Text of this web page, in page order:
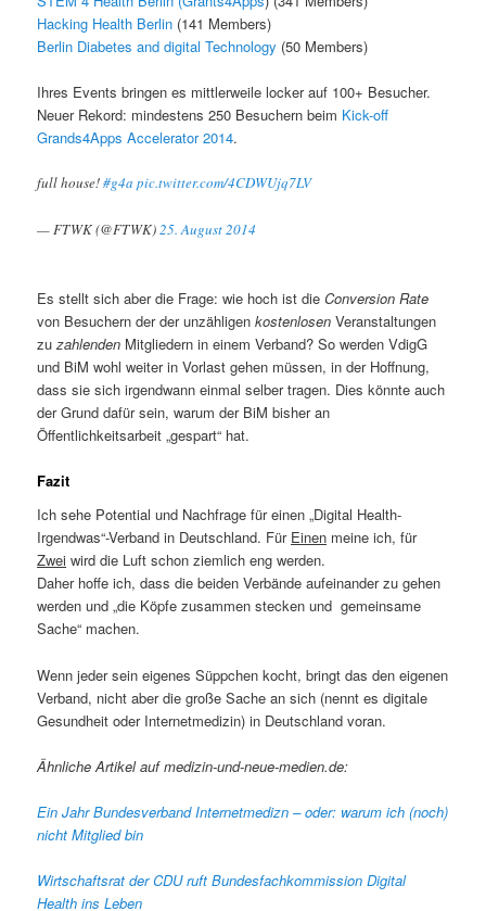
Hacking Health Berlin (141 Members)
Berlin Diabetes and digital Technology (50 Members)
Ihres Events bringen es mittlerweile locker auf 100+ Besucher.
Neuer Rekord: mindestens 250 Besuchern beim Kick-off
Grands4Apps Accelerator 2014.
full house!#g4a pic.twitter.com/4CDWUjq7LV
— FTWK (@FTWK)25. August 2014
Es stellt sich aber die Frage: wie hoch ist die Conversion Rate
von Besuchern der der unzähligenkostenlosen Veranstaltungen
zuzahlenden Mitgliedern in einem Verband? So werden VdigG
und BiM wohl weiter in Vorlast gehen müssen, in der Hoffnung,
dass sie sich irgendwann einmal selber tragen. Dies könnte auch
der Grund dafür sein, warum der BiM bisher an
Öffentlichkeitsarbeit „gespart“ hat.
Fazit
Ich sehe Potential und Nachfrage für einen „Digital Health-
Irgendwas“-Verband in Deutschland. Für Einen meine ich, für
Zwei wird die Luft schon ziemlich eng werden.
Daher hoffe ich, dass die beiden Verbände aufeinander zu gehen
werden und „die Köpfe zusammen stecken und gemeinsame
Sache“ machen.
Wenn jeder sein eigenes Süppchen kocht, bringt das den eigenen
Verband, nicht aber die große Sache an sich (nennt es digitale
Gesundheit oder Internetmedizin) in Deutschland voran.
Ähnliche Artikel auf medizin-und-neue-medien.de:
Ein Jahr Bundesverband Internetmedizn – oder: warum ich (noch)
nicht Mitglied bin
Wirtschaftsrat der CDU ruft Bundesfachkommission Digital
Health ins Leben